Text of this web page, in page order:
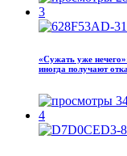
3
«Сужать уже
иногда получают
4